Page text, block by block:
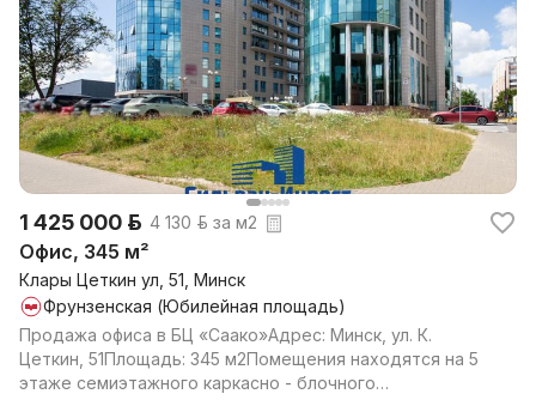
1 425 000 р. 4 130 р. за м2
Офис, 345 м²
Клары Цеткин ул, 51, Минск
Фрунзенская (Юбилейная площадь)
Продажа офиса в БЦ «Саако»Адрес: Минск, ул. К.
Цеткин, 51Площадь: 345 м2Помещения находятся на 5
этаже семиэтажного каркасно - блочного